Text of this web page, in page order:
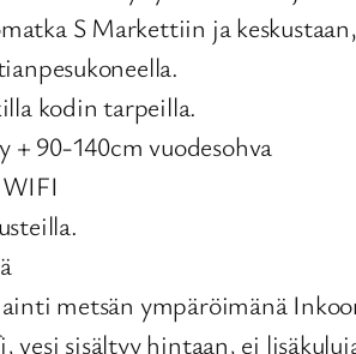
S Markettiin ja
kodin tarpeilla.
+ 90-140cm vuodesohva
metsän ympäröimänä
vesi sisältyy hintaan, ei